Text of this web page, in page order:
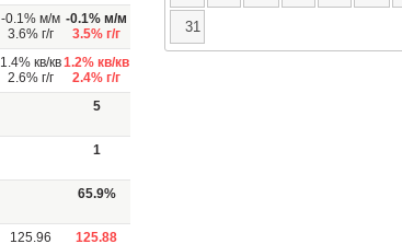
-0.1% м/м
3.6% г/г
-0.1% м/м
3.5% г/г
1.4% кв/кв
2.6% г/г
1.2% кв/кв
2.4% г/г
5
1
65.9%
125.96 125.88
31